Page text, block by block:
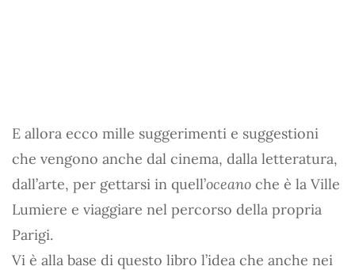
E allora ecco mille suggerimenti e suggestioni
che vengono anche dal cinema, dalla letteratura,
dall’arte, per gettarsi in quell’oceano che è la Ville
Lumiere e viaggiare nel percorso della propria
Parigi.
Vi è alla base di questo libro l’idea che anche nei